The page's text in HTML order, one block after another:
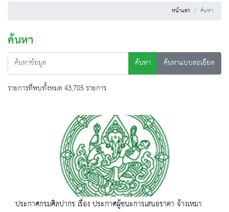
หน้าแรก ค้นหา
ค้นหา
ค้นหา
ค้นหาแบบละเอียด
รายการที่พบทั้งหมด 43,705 รายการ
ประกาศกรมศิลปากร เรื่อง ประกาศผู้ชนะการเสนอราคา จ้างเหมา